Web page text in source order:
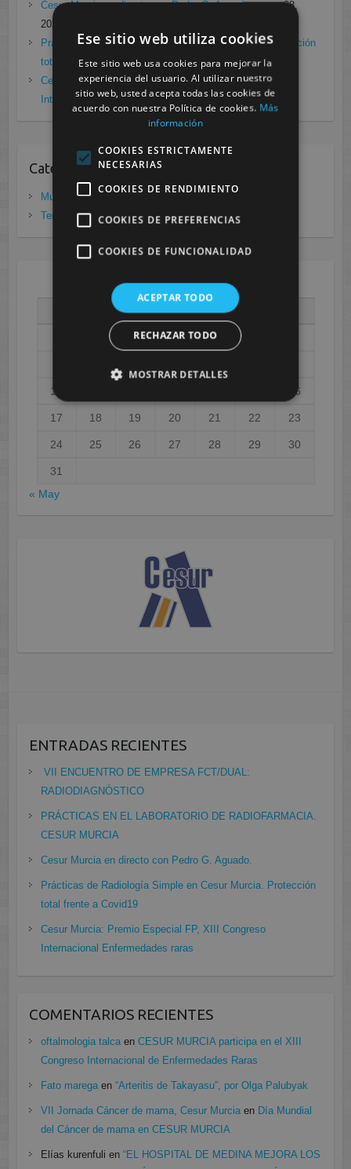
Cesur Murcia en directo con Pedro G. Aguado. enero 28,
2021
Prácticas de Radiología Simple en Cesur Murcia. Protección
total frente a Covid19 enero 26, 2021
Cesur Murcia: Premio Especial FP, XIII Congreso
Internacional Enfermedades raras noviembre 26, 2020
Categorias
Murcia
(281)
Tenerife (20)
AGOSTO 2026
X J V
10 16
17 18 19 20 21 22 23
24 25 26 27 28 29 30
31
« May
ENTRADAS RECIENTES
VII ENCUENTRO DE EMPRESA FCT/DUAL:
RADIODIAGNÓSTICO
PRÁCTICAS EN EL LABORATORIO DE RADIOFARMACIA.
CESUR MURCIA
Cesur Murcia en directo con Pedro G. Aguado.
Prácticas de Radiología Simple en Cesur Murcia. Protección
total frente a Covid19
Cesur Murcia: Premio Especial FP, XIII Congreso
Internacional Enfermedades raras
COMENTARIOS RECIENTES
oftalmologia talcaen CESUR MURCIA participa en el XIII
Congreso Internacional de Enfermedades Raras
Fato maregaen “Arteritis de Takayasu”, por Olga Palubyak
VII Jornada Cáncer de mama, Cesur Murciaen Día Mundial
del Cáncer de mama en CESUR MURCIA
Elías kurenfuli en “EL HOSPITAL DE MEDINA MEJORA LOS
Ese sitio web utiliza cookies
Este sitio web usa cookies para mejorar la
experiencia del usuario. Al utilizar nuestro
sitio web, usted acepta todas las cookies de
acuerdo con nuestra Política de cookies. Más
información
COOKIES ESTRICTAMENTE
NECESARIAS
COOKIES DE RENDIMIENTO
COOKIES DE PREFERENCIAS
COOKIES DE FUNCIONALIDAD
ACEPTAR TODO
RECHAZAR TODO
MOSTRAR DETALLES